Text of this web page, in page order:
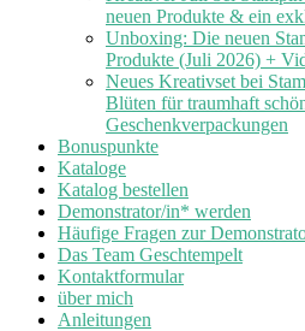
neuen Produkte & ein
Unboxing: Die neuen
Produkte (Juli 2026) +
Neues Kreativset bei
Blüten für traumhaft
Geschenkverpackungen
Bonuspunkte
Kataloge
Katalog bestellen
Demonstrator/in* werden
Häufige Fragen zur
Das Team Geschtempelt
Kontaktformular
über mich
Anleitungen